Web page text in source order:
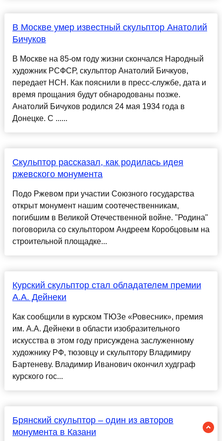
В Москве умер известный скульптор Анатолий
Бичуков
В Москве на 85-ом году жизни скончался Народный
художник РСФСР, скульптор Анатолий Бичкуов,
передает НСН. Как пояснили в пресс-службе, дата и
время прощания будут обнародованы позже.
Анатолий Бичуков родился 24 мая 1934 года в
Донецке. С ......
Скульптор рассказал, как родилась идея
ржевского монумента
Подо Ржевом при участии Союзного государства
открыт монумент нашим соотечественникам,
погибшим в Великой Отечественной войне. "Родина"
поговорила со скульптором Андреем Коробцовым на
строительной площадке...
Курский скульптор стал обладателем премии
А.А. Дейнеки
Как сообщили в курском ТЮЗе «Ровесник», премия
им. А.А. Дейнеки в области изобразительного
искусства в этом году присуждена заслуженному
художнику РФ, тюзовцу и скульптору Владимиру
Бартеневу. Владимир Иванович окончил худграф
курского гос...
Брянский скульптор – один из авторов
монумента в Казани